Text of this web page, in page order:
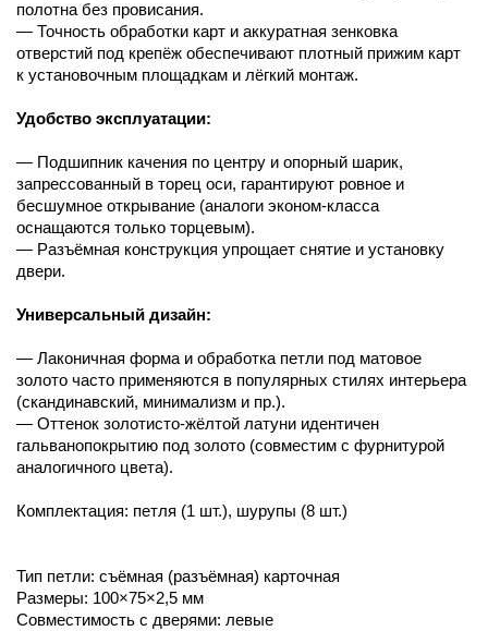
полотна без провисания.
— Точность обработки карт и аккуратная зенковка
отверстий под крепёж обеспечивают плотный прижим карт
к установочным площадкам и лёгкий монтаж.
Удобство эксплуатации:
— Подшипник качения по центру и опорный шарик,
запрессованный в торец оси, гарантируют ровное и
бесшумное открывание (аналоги эконом-класса
оснащаются только торцевым).
— Разъёмная конструкция упрощает снятие и установку
двери.
Универсальный дизайн:
— Лаконичная форма и обработка петли под матовое
золото часто применяются в популярных стилях интерьера
(скандинавский, минимализм и пр.).
— Оттенок золотисто-жёлтой латуни идентичен
гальванопокрытию под золото (совместим с фурнитурой
аналогичного цвета).
Комплектация: петля (1 шт.), шурупы (8 шт.)
Тип петли: съёмная (разъёмная) карточная
Размеры: 100×75×2,5 мм
Совместимость с дверями: левые